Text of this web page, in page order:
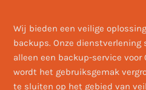
Wij bieden een veilige
backups. Onze
alleen een backup-service voor
wordt het gebruiksgemak
te sluiten op het gebied van